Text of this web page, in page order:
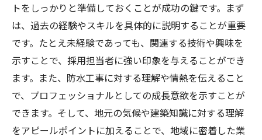
トをしっかりと準備しておくことが成功の鍵です。まず
は、過去の経験やスキルを具体的に説明することが重要
です。たとえ未経験であっても、関連する技術や興味を
示すことで、採用担当者に強い印象を与えることができ
ます。また、防水工事に対する理解や情熱を伝えること
で、プロフェッショナルとしての成長意欲を示すことが
できます。そして、地元の気候や建築知識に対する理解
をアピールポイントに加えることで、地域に密着した業